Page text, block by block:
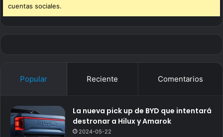
cuentas sociales.
Popular Reciente Comentarios
La nueva pick up de BYD que intentará
destronar a Hilux y Amarok
2024-05-22